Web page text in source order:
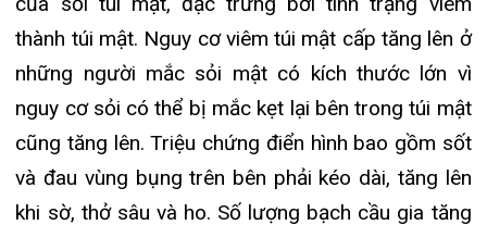
Khoa Thận nhân tạo
nói lên sự hiện diện của viêm hoặc nhiễm trùng túi
mật. Mặc dù hiếm khi viêm túi mật gây thủng hoặc
vỡ túi mật, việc điều trị cũng không quá khó khăn
khỏi hoàn toàn) tuy nhiên cũng có khi viêm túi mật
cấp không được chữa trị kịp thời có thể diễn tiến
thành những biến chứng nặng hơn như hoại tử túi
mật, thủng túi mật. Khi túi mật thủng, mật sẽ lan